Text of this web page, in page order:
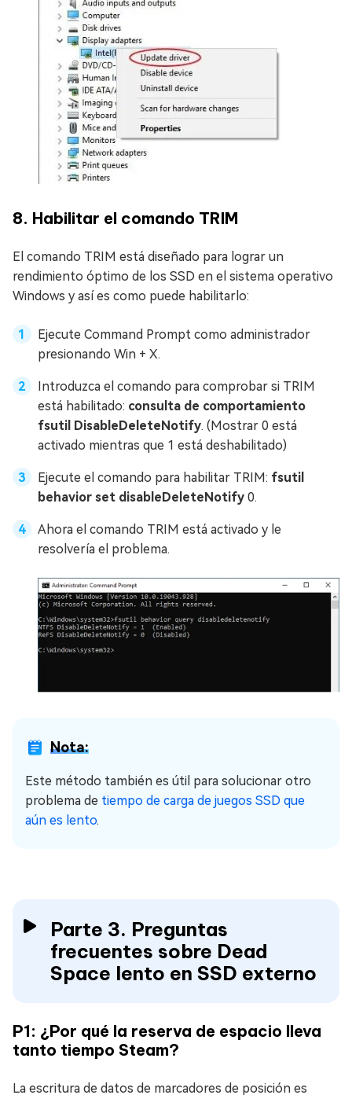
8. Habilitar el comando TRIM
El comando TRIM está diseñado para lograr un
rendimiento óptimo de los SSD en el sistema operativo
Windows y así es como puede habilitarlo:
Ejecute Command Prompt como administrador
presionando Win + X.
Introduzca el comando para comprobar si TRIM
está habilitado: consulta de comportamiento
fsutil DisableDeleteNotify. (Mostrar 0 está
activado mientras que 1 está deshabilitado)
Ejecute el comando para habilitar TRIM: fsutil
behavior set disableDeleteNotify 0.
Ahora el comando TRIM está activado y le
resolvería el problema.
Nota:
Este método también es útil para solucionar otro
problema de tiempo de carga de juegos SSD que
aún es lento.
Parte 3. Preguntas
frecuentes sobre Dead
Space lento en SSD externo
P1: ¿Por qué la reserva de espacio lleva
tanto tiempo Steam?
La escritura de datos de marcadores de posición es